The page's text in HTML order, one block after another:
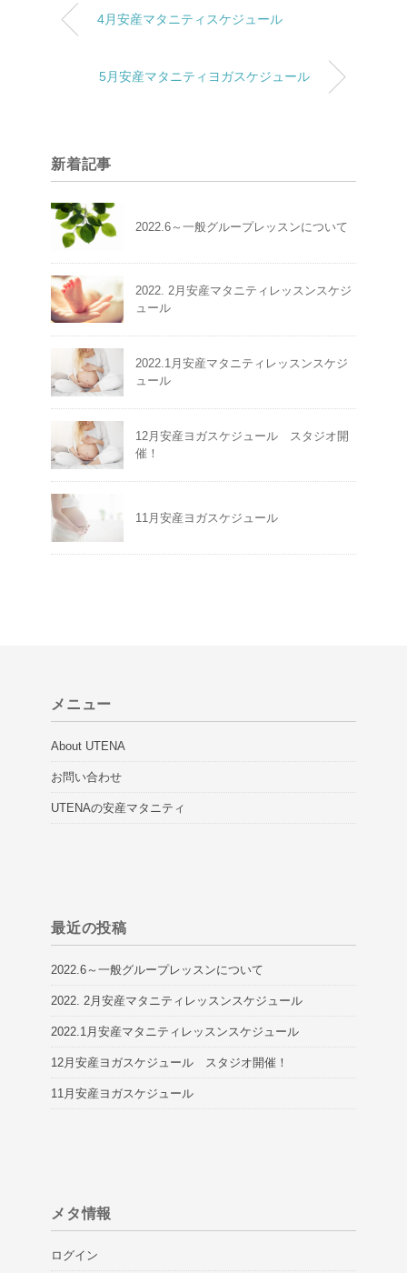
4月安産マタニティスケジュール
5月安産マタニティヨガスケジュール
新着記事
2022.6～一般グループレッスンについて
2022. 2月安産マタニティレッスンスケジ
ュール
2022.1月安産マタニティレッスンスケジ
ュール
12月安産ヨガスケジュール スタジオ開
催！
11月安産ヨガスケジュール
メニュー
About UTENA
お問い合わせ
UTENAの安産マタニティ
最近の投稿
2022.6～一般グループレッスンについて
2022. 2月安産マタニティレッスンスケジュール
2022.1月安産マタニティレッスンスケジュール
12月安産ヨガスケジュール スタジオ開催！
11月安産ヨガスケジュール
メタ情報
ログイン